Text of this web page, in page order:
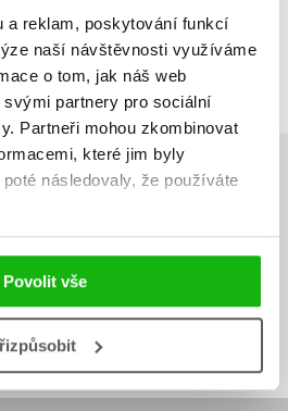
a reklam, poskytování funkcí
naší návštěvnosti využíváme
o tom, jak náš web
partnery pro sociální
Partneři mohou zkombinovat
které jim byly
následovaly, že používáte
Povolit vše
1 Další
první!
se zpracováním osobních údajů
Přihlásit se